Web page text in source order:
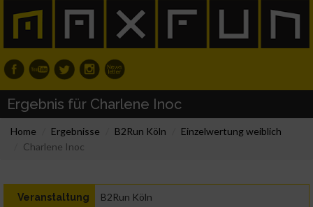
Ergebnis für Charlene Inoc
Home Ergebnisse B2Run Köln
Einzelwertung weiblich
Charlene Inoc
Veranstaltung B2Run Köln